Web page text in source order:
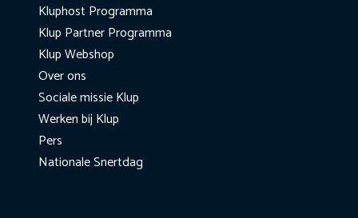
Kluphost Programma
Klup Partner Programma
Klup Webshop
Over ons
Sociale missie Klup
Werken bij Klup
Pers
Nationale Snertdag